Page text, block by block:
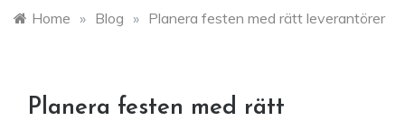
Home » Blog » Planera festen med rätt leverantörer
Planera festen med rätt